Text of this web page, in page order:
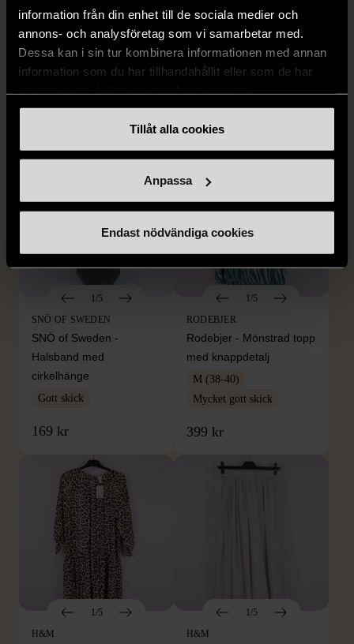
information från din enhet till de sociala medier och
annons- och analysföretag som vi samarbetar med.
Dessa kan i sin tur kombinera informationen med annan
information som du har tillhandahållit eller som de har
Tillåt alla cookies
Anpassa
Endast nödvändiga cookies
Mycket gott skick
129 kr
1/5
SNÖ OF SWEDEN
SNÖ of Sweden -
Halsband med
cirkelhänge
Gott skick
169 kr
1/5
RODEBJER
Rodebjer - Mönstrad topp
med knappdetalj
M (38-40)
Mycket gott skick
399 kr
1/5
H&M
1/5
H&M